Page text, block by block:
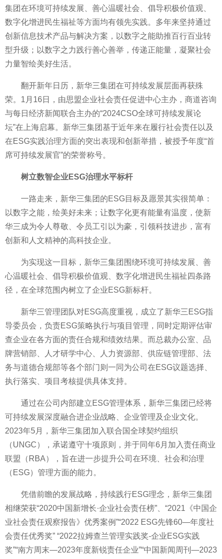
集团在环境可持续发展、善心温暖社会、倡导积极价值观、
数字化增进民生福祉等方面均有领先实践。多年来坚持通过
创新信息技术产品与解决方案，以数字之能助推百行百业转
型升级；以数字之力践行善心善举，传递正能量，凝聚社会
力量智绘美好生活。
翻开新年日历，新华三集团在可持续发展层面再获殊
荣。1月16日，由思盟企业社会责任促进中心主办，商道咨询
与每日经济新闻联合主办的“2024CSO全球可持续发展论
坛”在上海启幕。新华三集团基于近年来在履行社会责任以及
在ESG实践治理方面的突出表现和创新举措，被授予年度“首
席可持续发展官”的荣誉称号。
树立数智企业ESG治理水平标杆
一路走来，新华三集团的ESG目标及愿景其实很简单：
以数字之能，绘美好未来；让数字化更有能量有温度，使新
华三成为令人尊敬、令员工引以为豪，引领科技进步，富有
创新和人文精神的高科技企业。
为实现这一目标，新华三集团围绕环境可持续发展、善
心温暖社会、倡导积极价值观、数字化增进民生福祉四条路
径，在全球范围内树立了企业ESG新标杆。
新华三管理团队对ESG高度重视，成立了新华三ESG指
导委员会，负责ESG策略执行与项目管理，同时定期评估审
查企业在各方面的责任合规和绩效结果。而总裁办公室、品
牌营销部、人才研学中心、人力资源部、供应链管理部、法
务与道德合规部等各个部门则一同为公司在ESG议题选择、
执行落实、项目考核提供具体支持。
通过在公司内部建立ESG管理体系，新华三集团已经将
可持续发展深度融合进企业战略、企业管理及企业文化。
2023年5月，新华三集团加入联合国全球契约组织
（UNGC），承诺遵守十项原则，并于同年6月加入责任商业
联盟（RBA），旨在进一步提升公司在环境、社会和治理
（ESG）管理方面的能力。
凭借前瞻的发展战略，持续践行ESG理念，新华三集团
相继荣获“2020中国新增长·企业社会责任榜”、“2021《中国企
业社会责任观察报告》优秀案例”“2022 ESG先锋60—年度社
会责任优秀奖” “2022拉姆查兰管理实践奖-企业ESG实践
奖”“南方周末—2023年度新锐责任企业”“中国新闻周刊—2023